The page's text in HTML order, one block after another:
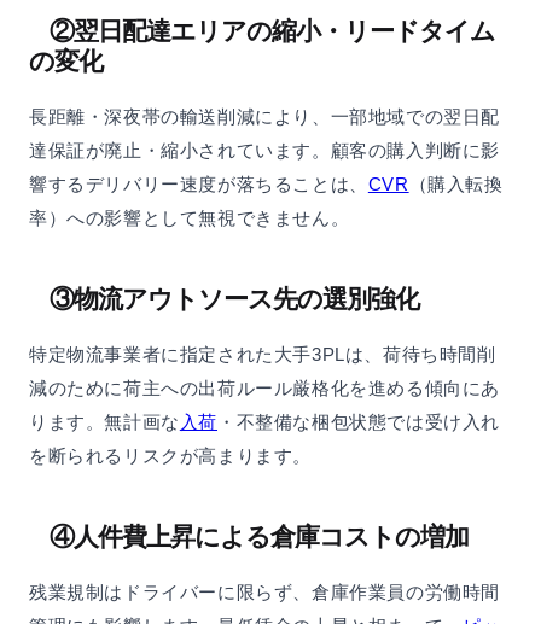
②翌日配達エリアの縮小・リードタイム
の変化
長距離・深夜帯の輸送削減により、一部地域での翌日配
達保証が廃止・縮小されています。顧客の購入判断に影
響するデリバリー速度が落ちることは、 CVR （購入転換
率）への影響として無視できません。
③物流アウトソース先の選別強化
特定物流事業者に指定された大手3PLは、荷待ち時間削
減のために荷主への出荷ルール厳格化を進める傾向にあ
ります。無計画な 入荷 ・不整備な梱包状態では受け入れ
を断られるリスクが高まります。
④人件費上昇による倉庫コストの増加
残業規制はドライバーに限らず、倉庫作業員の労働時間